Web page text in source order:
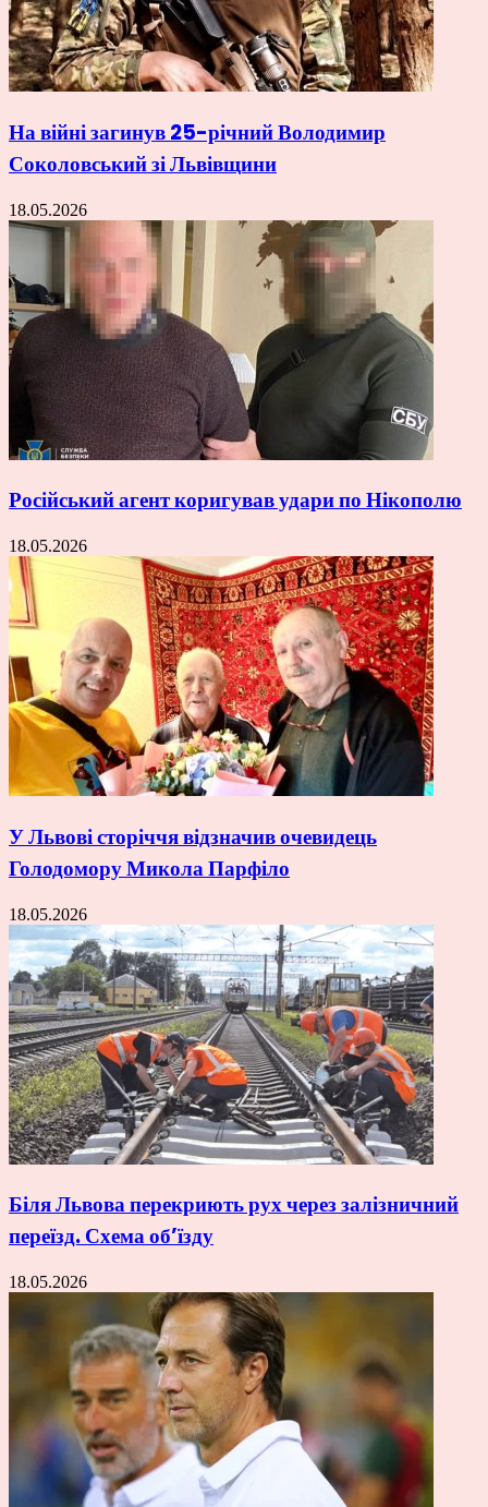
На війні загинув 25-річний Володимир
Соколовський зі Львівщини
18.05.2026
Російський агент коригував удари по Нікополю
18.05.2026
У Львові сторіччя відзначив очевидець
Голодомору Микола Парфіло
18.05.2026
Біля Львова перекриють рух через залізничний
переїзд. Схема об’їзду
18.05.2026